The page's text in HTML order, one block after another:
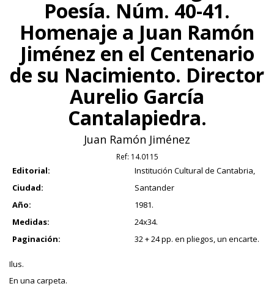
Poesía. Núm. 40-41.
Homenaje a Juan Ramón
Jiménez en el Centenario
de su Nacimiento. Director
Aurelio García
Cantalapiedra.
Juan Ramón Jiménez
Ref: 14.0115
Editorial:
Institución Cultural de Cantabria,
Ciudad:
Santander
Año:
1981.
Medidas:
24x34.
Paginación:
32 + 24 pp. en pliegos, un encarte.
Ilus.
En una carpeta.